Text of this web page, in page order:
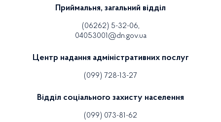
Приймальня, загальний відділ
(06262) 5-32-06,
04053001@dn.gov.ua
Центр надання адміністративних послуг
(099) 728-13-27
Відділ соціального захисту населення
(099) 073-81-62